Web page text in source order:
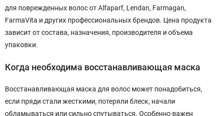
для поврежденных волос от Alfaparf, Lendan, Farmagan,
FarmaVita и других профессиональных брендов. Цена продукта
зависит от состава, назначения, производителя и объема
упаковки.
Когда необходима восстанавливающая маска
Восстанавливающая маска для волос может понадобиться,
если пряди стали жесткими, потеряли блеск, начали
обламываться или сильно спутываться. Особенно важен